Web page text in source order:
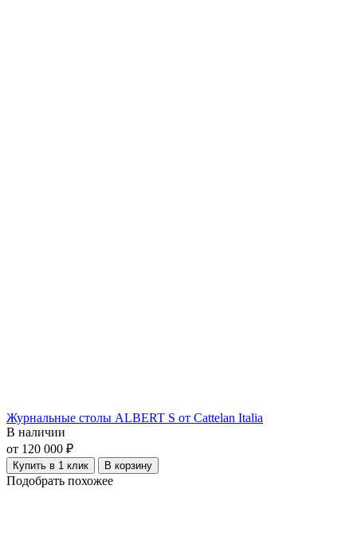
Журнальные столы ALBERT S от Cattelan Italia
В наличии
от 120 000 ₽
Купить в 1 клик В корзину
Подобрать похожее